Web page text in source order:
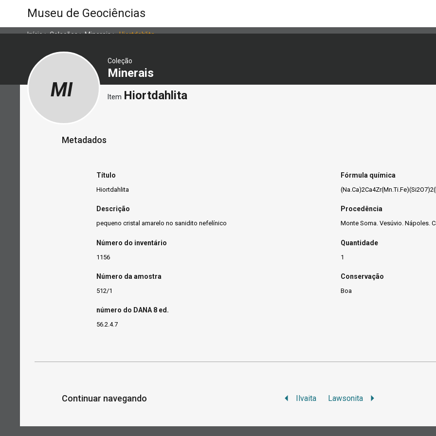
Museu de Geociências
Início>Coleções>Minerais>Hiortdahlita
Coleção
Minerais
MI Item Hiortdahlita
Metadados
Título
Hiortdahlita
Descrição
pequeno cristal amarelo no sanidito nefelínico
Número do inventário
1156
Número da amostra
512/1
número do DANA 8 ed.
56.2.4.7
Fórmula química
Procedência
Monte Soma. Vesúvio. Nápoles.
Quantidade
1
Conservação
Boa
Continuar navegando Ilvaita Lawsonita